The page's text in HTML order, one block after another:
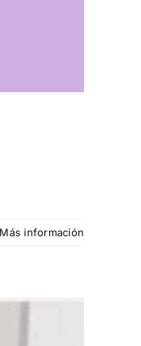
Más información